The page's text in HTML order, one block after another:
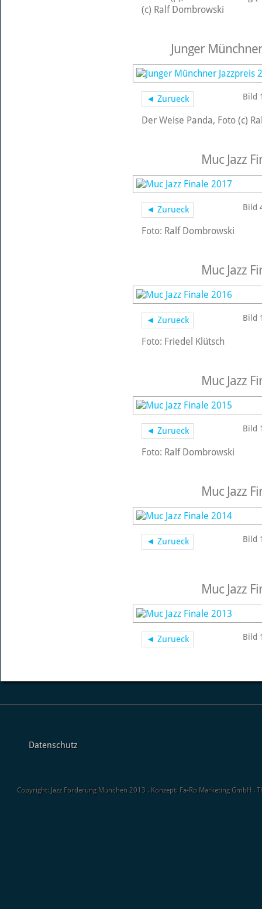
(c) Ralf Dombrowski
Junger
◄ Zurueck Bild
Der Weise Panda, Foto (c)
Muc Jazz
◄ Zurueck Bild
Foto: Ralf Dombrowski
Muc Jazz
◄ Zurueck Bild
Foto: Friedel Klütsch
Muc Jazz
◄ Zurueck Bild
Foto: Ralf Dombrowski
Muc Jazz
◄ Zurueck Bild
Muc Jazz
◄ Zurueck Bild
Datenschutz
Copyright: Jazz Förderung München 2013 . Konzept: Fa-Ro Marketing GmbH .